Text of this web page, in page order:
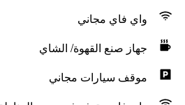
واي فاي مجاني
جهاز صنع القهوة/ الشاي
موقف سيارات مجاني